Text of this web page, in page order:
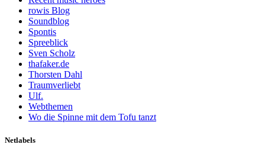
rowis Blog
Soundblog
Spontis
Spreeblick
Sven Scholz
thafaker.de
Thorsten Dahl
Traumverliebt
Ulf.
Webthemen
Wo die Spinne mit dem Tofu tanzt
Netlabels